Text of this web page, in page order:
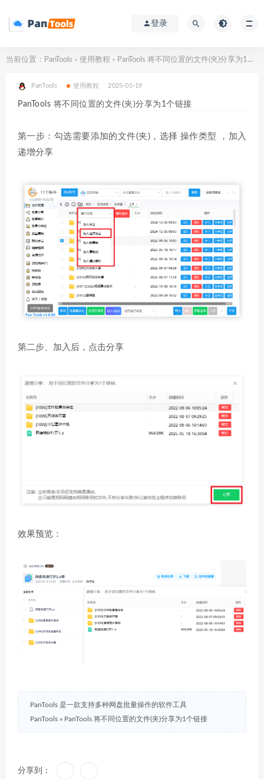
登录
当前位置： PanTools > 使用教程 > PanTools 将不同位置的文件(夹)分享为1个链接
PanTools 使用教程 2025-05-19
PanTools 将不同位置的文件(夹)分享为1个链接
第一步：勾选需要添加的文件(夹)，选择 操作类型 ，加入
递增分享
第二步、加入后，点击分享
效果预览：
PanTools 是一款支持多种网盘批量操作的软件工具
PanTools » PanTools 将不同位置的文件(夹)分享为1个链接
分享到：